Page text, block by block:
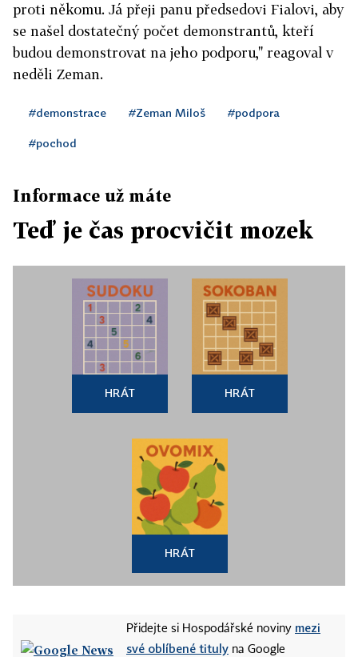
proti někomu. Já přeji panu předsedovi Fialovi, aby
se našel dostatečný počet demonstrantů, kteří
budou demonstrovat na jeho podporu," reagoval v
neděli Zeman.
#demonstrace #Zeman Miloš #podpora
#pochod
Informace už máte
Teď je čas procvičit mozek
HRÁT HRÁT
HRÁT
Přidejte si Hospodářské noviny mezi
své oblíbené tituly na Google